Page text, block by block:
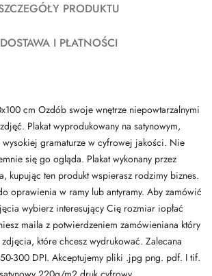
PRODUKTU
DOSTAWA I PŁATNOŚCI
cm Ozdób swoje wnętrze niepowtarzalnymi
Plakat wyprodukowany na satynowym,
wysokiej gramaturze w cyfrowej jakości. Nie
się go ogląda. Plakat wykonany przez
kupując ten produkt wspierasz rodzimy biznes.
oprawienia w ramy lub antyramy. Aby zamówić
wybierz interesujący Cię rozmiar iopłać
maila z potwierdzeniem zamówieniana który
które chcesz wydrukować. Zalecana
300 DPI. Akceptujemy pliki .jpg png. pdf. I tif.